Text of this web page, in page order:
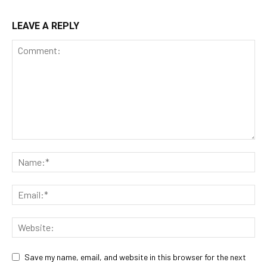
LEAVE A REPLY
Save my name, email, and website in this browser for the next